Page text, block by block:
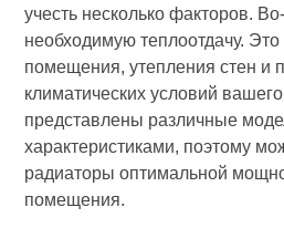
учесть несколько факторов.
необходимую теплоотдачу.
помещения, утепления стен и
климатических условий
представлены различные
характеристиками, поэтому
радиаторы оптимальной
помещения.